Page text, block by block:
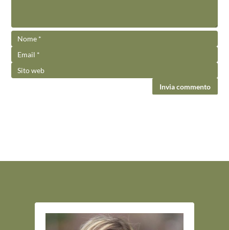
Invia commento